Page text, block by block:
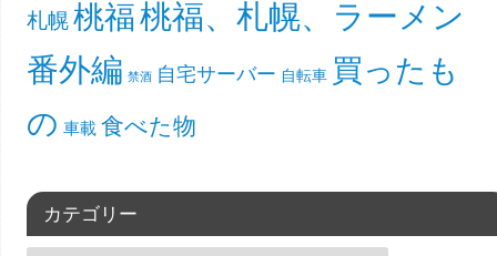
札幌桃福桃福、札幌、ラーメン
番外編 禁酒 自宅サーバー 自転車 買ったも
の 車載 食べた物
カテゴリー